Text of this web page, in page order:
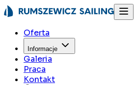
Oferta
Informacje
Galeria
Praca
Kontakt